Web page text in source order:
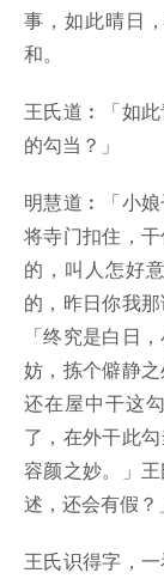
事，如此晴日
和。
王氏道︰「如
的勾当？」
明慧道︰「小
将寺门扣住，
的，叫人怎好
的，昨日你我
「终究是白日
妨，拣个僻静
还在屋中干这
了，在外干此
容颜之妙。」
述，还会有假？
王氏识得字，